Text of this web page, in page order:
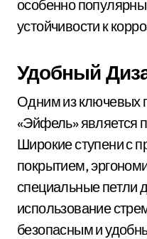
особенно популярны
устойчивости к
Удобный
Одним из ключевых
«Эйфель» является
Широкие ступени с
покрытием,
специальные петли
использование
безопасным и